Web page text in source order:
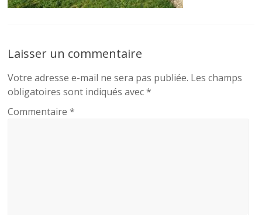
Laisser un commentaire
Votre adresse e-mail ne sera pas publiée. Les champs
obligatoires sont indiqués avec*
Commentaire*